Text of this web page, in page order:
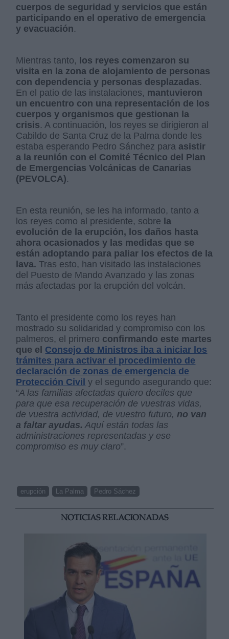
cuerpos de seguridad y servicios que están
participando en el operativo de emergencia
y evacuación.
Mientras tanto, los reyes comenzaron su
visita en la zona de alojamiento de personas
con dependencia y personas desplazadas.
En el patio de las instalaciones, mantuvieron
un encuentro con una representación de los
cuerpos y organismos que gestionan la
crisis. A continuación, los reyes se dirigieron al
Cabildo de Santa Cruz de la Palma donde les
estaba esperando Pedro Sánchez para asistir
a la reunión con el Comité Técnico del Plan
de Emergencias Volcánicas de Canarias
(PEVOLCA).
En esta reunión, se les ha informado, tanto a
los reyes como al presidente, sobre la
evolución de la erupción, los daños hasta
ahora ocasionados y las medidas que se
están adoptando para paliar los efectos de la
lava. Tras esto, han visitado las instalaciones
del Puesto de Mando Avanzado y las zonas
más afectadas por la erupción del volcán.
Tanto el presidente como los reyes han
mostrado su solidaridad y compromiso con los
palmeros, el primero confirmando este martes
que el Consejo de Ministros iba a iniciar los
trámites para activar el procedimiento de
declaración de zonas de emergencia de
Protección Civil y el segundo asegurando que:
“A las familias afectadas quiero deciles que
para que esa recuperación de vuestras vidas,
de vuestra actividad, de vuestro futuro, no van
a faltar ayudas. Aquí están todas las
administraciones representadas y ese
compromiso es muy claro”.
erupción La Palma Pedro Sáchez
NOTICIAS RELACIONADAS